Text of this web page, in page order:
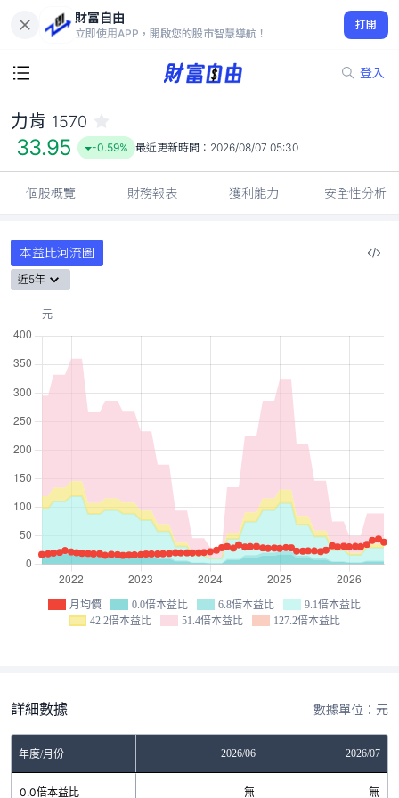
財富自由
立即使用APP，開啟您的股市智慧導航！
打開
登入
33.95
-0.59%
力肯 1570
33.95 -0.59% 最近更新時間： 2026/08/07 05:30
個股概覽 財務報表 獲利能力 安全性分析
本益比河流圖
近5年
月均價 0.0倍本益比 6.8倍本益比
9.1倍本益比
42.2倍本益比
51.4倍本益比 127.2倍本益比
詳細數據 數據單位：元
年度/月份 2026/06 2026/07
0.0倍本益比 無 無